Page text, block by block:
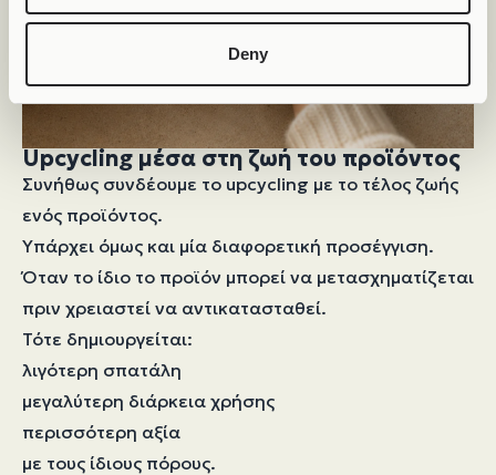
Deny
Upcycling μέσα στη ζωή του προϊόντος
Συνήθως συνδέουμε το upcycling με το τέλος ζωής
ενός προϊόντος.
Υπάρχει όμως και μία διαφορετική προσέγγιση.
Όταν το ίδιο το προϊόν μπορεί να μετασχηματίζεται
πριν χρειαστεί να αντικατασταθεί.
Τότε δημιουργείται:
λιγότερη σπατάλη
μεγαλύτερη διάρκεια χρήσης
περισσότερη αξία
με τους ίδιους πόρους.